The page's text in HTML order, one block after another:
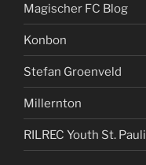
Magischer FC Blog
Konbon
Stefan Groenveld
Millernton
RILREC Youth St. Pauli